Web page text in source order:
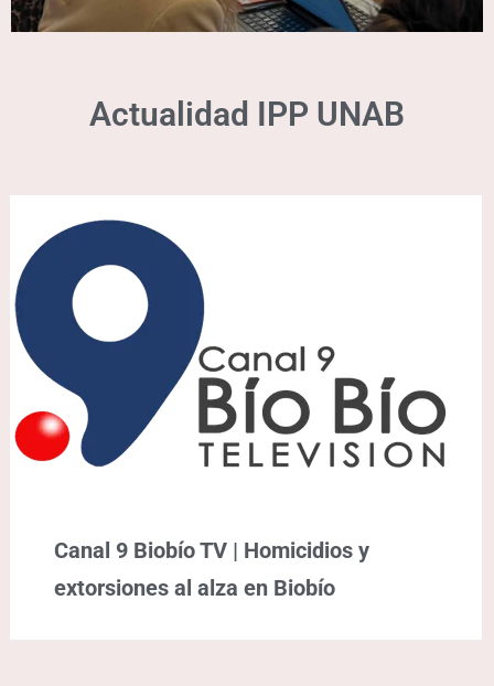
Actualidad IPP UNAB
Canal 9 Biobío TV | Homicidios y
extorsiones al alza en Biobío